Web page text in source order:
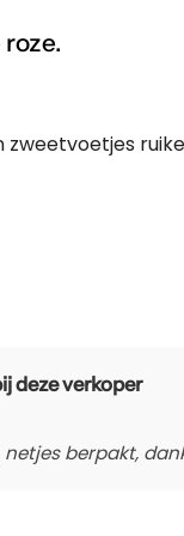
zweetvoetjes
deze verkoper
berpakt,